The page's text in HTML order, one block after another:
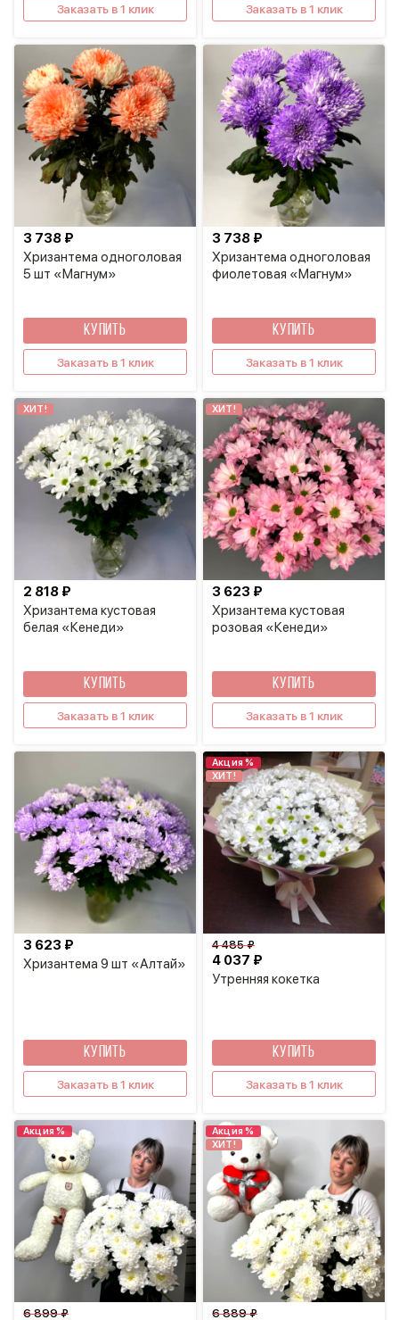
Заказать в 1 клик Заказать в 1 клик
Хризантема одноголовая
5 шт «Магнум»
3 738 ₽
КУПИТЬ
Заказать в 1 клик
Хризантема одноголовая
фиолетовая «Магнум»
3 738 ₽
КУПИТЬ
Заказать в 1 клик
ХИТ!
Хризантема кустовая
белая «Кенеди»
2 818 ₽
КУПИТЬ
Заказать в 1 клик
ХИТ!
Хризантема кустовая
розовая «Кенеди»
3 623 ₽
КУПИТЬ
Заказать в 1 клик
Хризантема 9 шт «Алтай»
3 623 ₽
КУПИТЬ
Заказать в 1 клик
Акция %
ХИТ!
Утренняя кокетка
4 037 ₽
4 485 ₽
КУПИТЬ
Заказать в 1 клик
Акция %
6 899 ₽
Акция %
ХИТ!
6 889 ₽